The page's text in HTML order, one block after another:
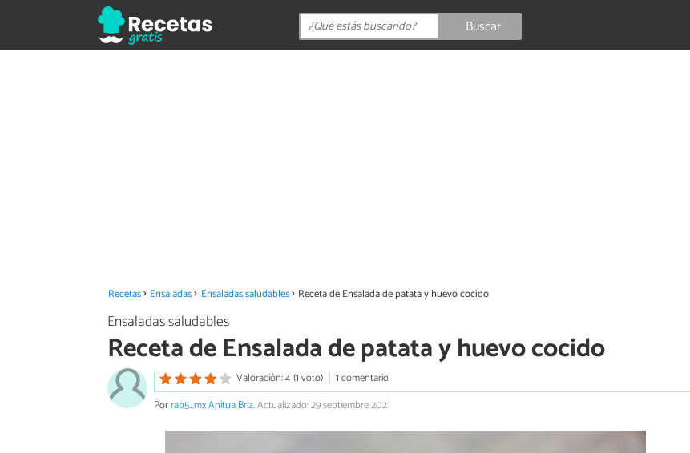
Buscar
Recetas Ensaladas Ensaladas saludables Receta de Ensalada de patata y huevo cocido
Ensaladas saludables
Receta de Ensalada de patata y huevo cocido
Valoración: 4 (1 voto)
1 comentario
Porrab5_mx Anitua Briz.Actualizado: 29 septiembre 2021